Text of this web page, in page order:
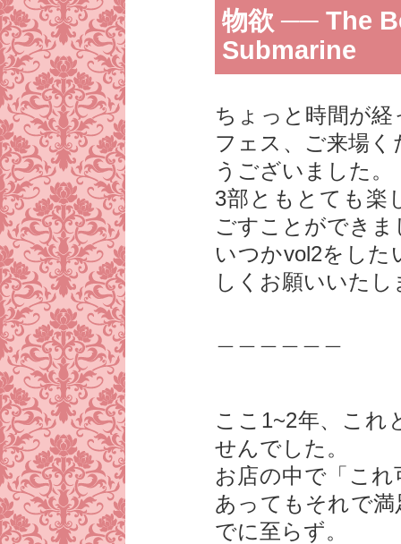
物欲 ── The
Submarine
ちょっと時間が
フェス、ご来場
うございました。
3部ともとても楽
ごすことができま
いつかvol2をし
しくお願いいたし
ここ1~2年、これ
せんでした。
お店の中で「こ
あってもそれで
でに至らず。